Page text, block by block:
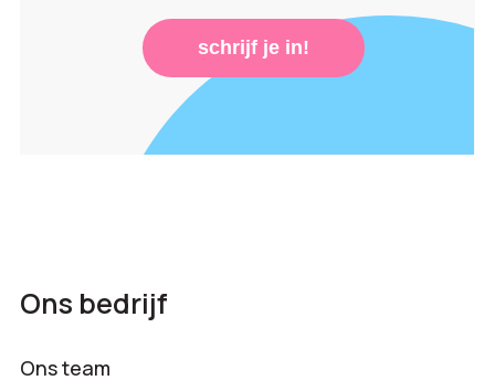
schrijf je in!
Ons bedrijf
Ons team